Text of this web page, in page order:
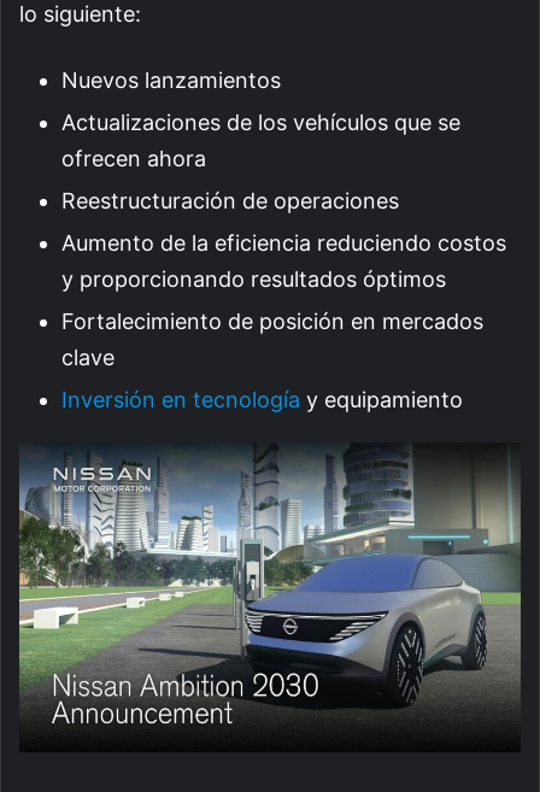
lo siguiente:
Nuevos lanzamientos
Actualizaciones de los vehículos que se
ofrecen ahora
Reestructuración de operaciones
Aumento de la eficiencia reduciendo costos
y proporcionando resultados óptimos
Fortalecimiento de posición en mercados
clave
Inversión en tecnología y equipamiento